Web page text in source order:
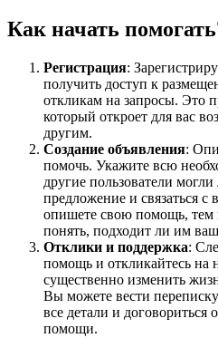
Как начать
Регистрация:
получить доступ к
откликам на запросы. Это
который откроет для вас
другим.
Создание объявления:
помочь. Укажите всю
другие пользователи
предложение и связаться
опишете свою помощь,
понять, подходит ли им
Отклики и поддержка:
помощь и откликайтесь
существенно изменить
Вы можете вести
все детали и договориться
помощи.